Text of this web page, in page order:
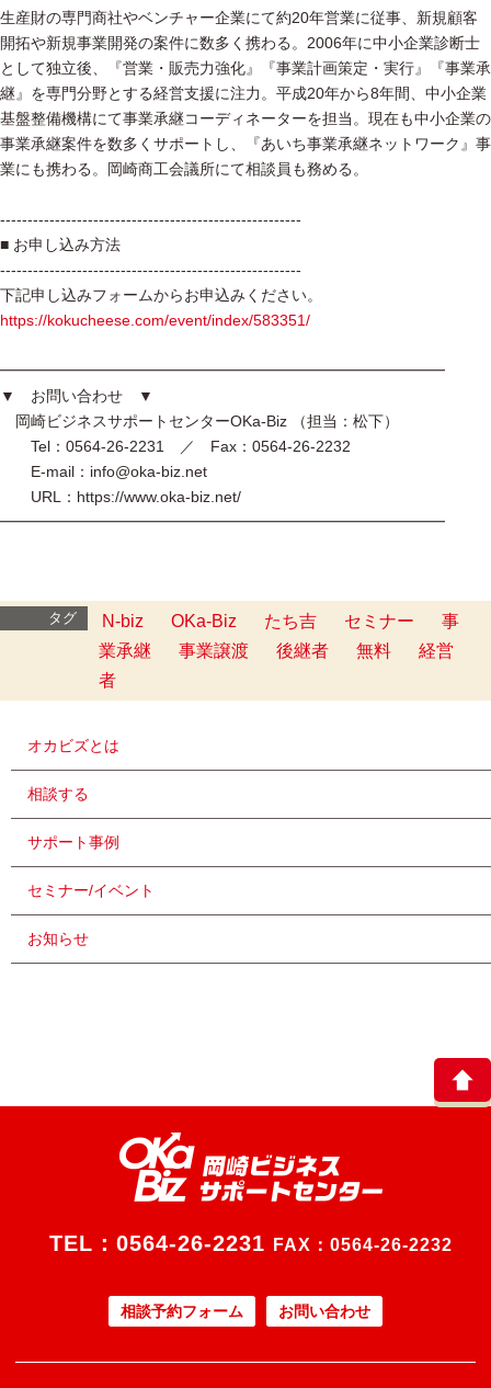
生産財の専門商社やベンチャー企業にて約20年営業に従事、新規顧客
開拓や新規事業開発の案件に数多く携わる。2006年に中小企業診断士
として独立後、『営業・販売力強化』『事業計画策定・実行』『事業承
継』を専門分野とする経営支援に注力。平成20年から8年間、中小企業
基盤整備機構にて事業承継コーディネーターを担当。現在も中小企業の
事業承継案件を数多くサポートし、『あいち事業承継ネットワーク』事
業にも携わる。岡崎商工会議所にて相談員も務める。
-------------------------------------------------------
■ お申し込み方法
-------------------------------------------------------
下記申し込みフォームからお申込みください。
https://kokucheese.com/event/index/583351/
━━━━━━━━━━━━━━━━━━━━━━━━━━━━━
▼ お問い合わせ ▼
岡崎ビジネスサポートセンターOKa-Biz （担当：松下）
Tel：0564-26-2231 ／ Fax：0564-26-2232
E-mail：info@oka-biz.net
URL：https://www.oka-biz.net/
━━━━━━━━━━━━━━━━━━━━━━━━━━━━━
タグ N-biz OKa-Biz たち吉 セミナー
事
業承継
事業譲渡 後継者 無料
経営
者
オカビズとは
相談する
サポート事例
セミナー/イベント
お知らせ
TEL： 0564-26-2231 FAX：0564-26-2232
相談予約フォーム お問い合わせ